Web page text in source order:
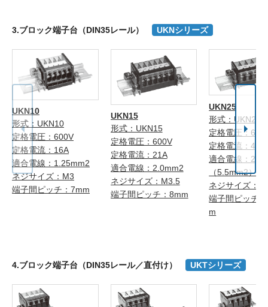
3.ブロック端子台（DIN35レール） UKNシリーズ
UKN10
形式：UKN10
定格電圧：600V
定格電流：16A
適合電線：1.25mm2
ネジサイズ：M3
端子間ピッチ：7mm
UKN15
形式：UKN15
定格電圧：600V
定格電流：21A
適合電線：2.0mm2
ネジサイズ：M3.5
端子間ピッチ：8mm
UKN25
形式：UKN25
定格電圧：
定格電流：40A
適合電線：
（5.5mm2）注
ネジサイズ：
端子間ピッチ
m
4.ブロック端子台（DIN35レール／直付け） UKTシリーズ